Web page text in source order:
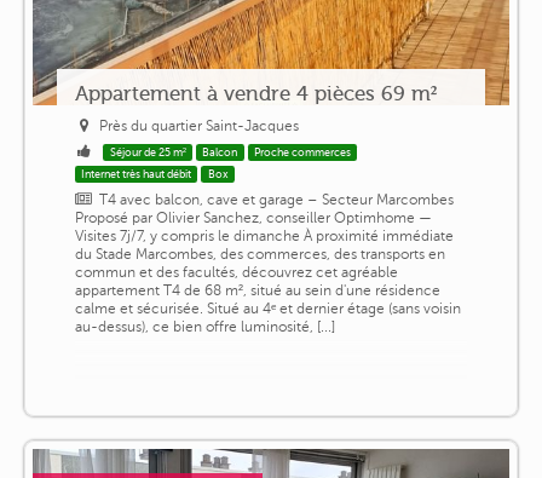
Appartement à vendre 4 pièces 69 m²
Près du quartier Saint-Jacques
Séjour de 25 m² Balcon
Proche commerces
Internet très haut débit
Box
T4 avec balcon, cave et garage – Secteur Marcombes
Proposé par Olivier Sanchez, conseiller Optimhome —
Visites 7j/7, y compris le dimanche À proximité immédiate
du Stade Marcombes, des commerces, des transports en
commun et des facultés, découvrez cet agréable
appartement T4 de 68 m², situé au sein d'une résidence
calme et sécurisée. Situé au 4ᵉ et dernier étage (sans voisin
au-dessus), ce bien offre luminosité, [...]